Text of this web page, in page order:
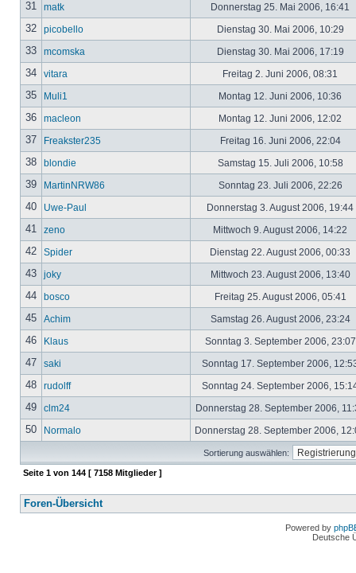
31 matk Donnerstag 25. Mai 2006, 16:41
32 picobello Dienstag 30. Mai 2006, 10:29
33 mcomska Dienstag 30. Mai 2006, 17:19
34 vitara Freitag 2. Juni 2006, 08:31
35 Muli1 Montag 12. Juni 2006, 10:36
36 macleon Montag 12. Juni 2006, 12:02
37 Freakster235 Freitag 16. Juni 2006, 22:04
38 blondie Samstag 15. Juli 2006, 10:58
39 MartinNRW86 Sonntag 23. Juli 2006, 22:26
40 Uwe-Paul Donnerstag 3. August 2006, 19:44
41 zeno Mittwoch 9. August 2006, 14:22
42 Spider Dienstag 22. August 2006, 00:33
43 joky Mittwoch 23. August 2006, 13:40
44 bosco Freitag 25. August 2006, 05:41
45 Achim Samstag 26. August 2006, 23:24
46 Klaus Sonntag 3. September 2006,
47 saki Sonntag 17. September 2006,
48 rudolff Sonntag 24. September 2006,
49 clm24 Donnerstag 28. September 2006,
50 Normalo Donnerstag 28. September 2006,
Sortierung auswählen:
Seite 1 von 144 [ 7158 Mitglieder ]
Foren-Übersicht
Powered by
Deutsche